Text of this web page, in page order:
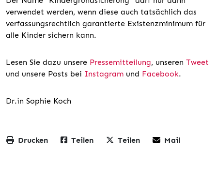
verwendet werden, wenn diese auch tatsächlich das
verfassungsrechtlich garantierte Existenzminimum für
alle Kinder sichern kann.
Lesen Sie dazu unsere Pressemitteilung, unseren Tweet
und unsere Posts bei Instagram und Facebook.
Dr.in Sophie Koch
Drucken Teilen Teilen Mail